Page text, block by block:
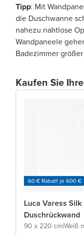
Tipp: Mit
die Duschwanne
nahezu nahtlose
Wandpaneele
Badezimmer
Kaufen Sie
60 € Rabatt je 600 €
Luca Varess Silk
Duschrückwand
90 x 220 cm|Weiß